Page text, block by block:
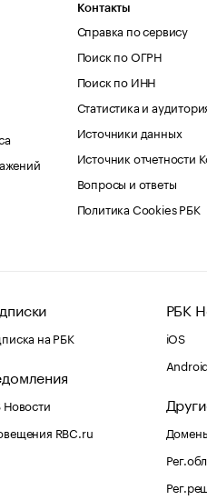
Контакты
Справка по сервису
Поиск по ОГРН
Поиск по ИНН
Статистика и
Источники данных
Источник отчетности
Вопросы и ответы
Политика Cookies РБК
на РБК
Новости
RBC.ru
РБК
iOS